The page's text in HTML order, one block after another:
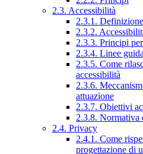
2.3. Accessibilità
2.3.1. Definizione
2.3.2.
2.3.3. Principi
2.3.4. Linee
2.3.5. Come
accessibilità
2.3.6.
attuazione
2.3.7. Obiettivi
2.3.8. Normativa
2.4. Privacy
2.4.1. Come
progettazione di